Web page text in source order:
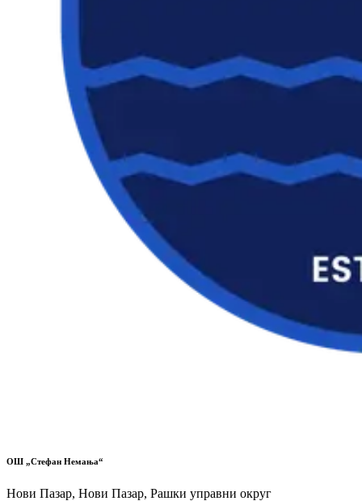
ОШ „Стефан Немања“
Нови Пазар, Нови Пазар, Рашки управни округ